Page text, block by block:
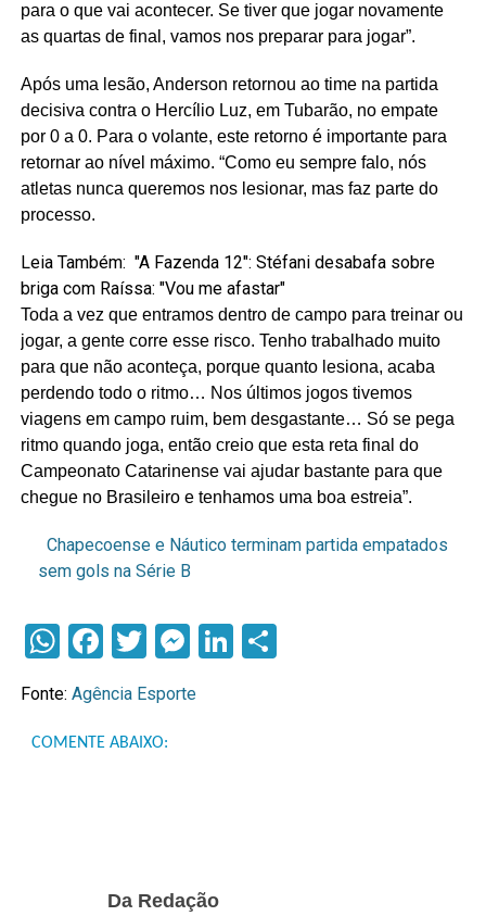
para o que vai acontecer. Se tiver que jogar novamente
as quartas de final, vamos nos preparar para jogar”.
Após uma lesão, Anderson retornou ao time na partida
decisiva contra o Hercílio Luz, em Tubarão, no empate
por 0 a 0. Para o volante, este retorno é importante para
retornar ao nível máximo. “Como eu sempre falo, nós
atletas nunca queremos nos lesionar, mas faz parte do
processo.
Leia Também: "A Fazenda 12": Stéfani desabafa sobre
briga com Raíssa: "Vou me afastar"
Toda a vez que entramos dentro de campo para treinar ou
jogar, a gente corre esse risco. Tenho trabalhado muito
para que não aconteça, porque quanto lesiona, acaba
perdendo todo o ritmo… Nos últimos jogos tivemos
viagens em campo ruim, bem desgastante… Só se pega
ritmo quando joga, então creio que esta reta final do
Campeonato Catarinense vai ajudar bastante para que
chegue no Brasileiro e tenhamos uma boa estreia”.
Chapecoense e Náutico terminam partida empatados
sem gols na Série B
WhatsApp
Facebook
Twitter
Messenger
LinkedIn
Compartilhar
Fonte: Agência Esporte
COMENTE ABAIXO:
Da Redação